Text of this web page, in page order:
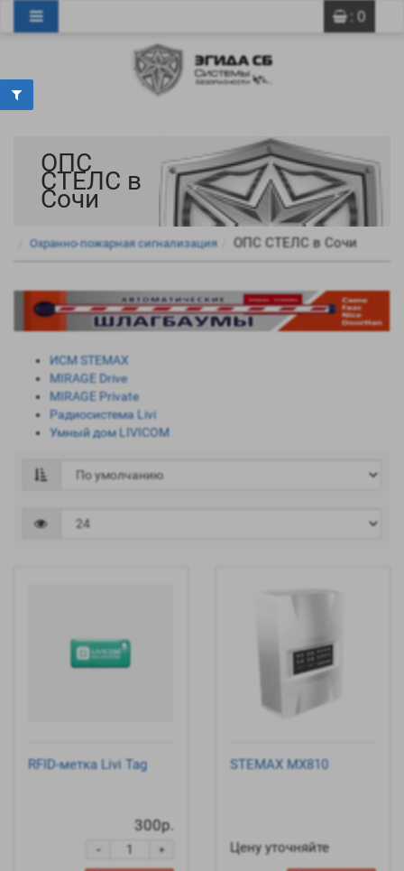
: 0
ОПС
СТЕЛС в
Сочи
Охранно-пожарная сигнализация ОПС СТЕЛС в Сочи
ИСМ STEMAX
MIRAGE Drive
MIRAGE Private
Радиосистема Livi
Умный дом LIVICOM
RFID-метка Livi Tag
300р.
+
-
STEMAX MX810
Цену уточняйте